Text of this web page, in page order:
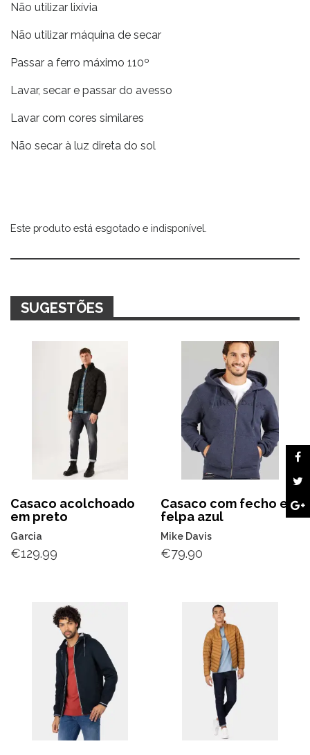
Não utilizar lixívia
Não utilizar máquina de secar
Passar a ferro máximo 110º
Lavar, secar e passar do avesso
Lavar com cores similares
Não secar à luz direta do sol
Este produto está esgotado e indisponível.
Alternative:
SUGESTÕES
Casaco acolchoado
em preto
Garcia
€129.99
Casaco com fecho em
felpa azul
Mike Davis
€79.90